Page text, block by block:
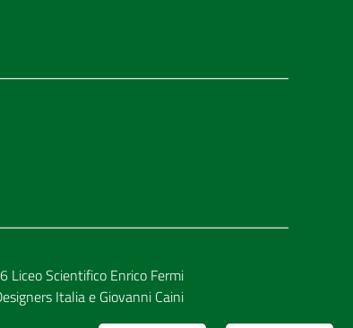
Liceo Scientifico Enrico Fermi
Italiae Giovanni Caini